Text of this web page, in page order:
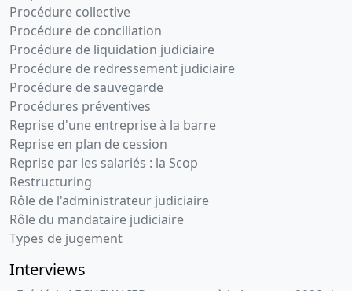
Procédure collective
Procédure de conciliation
Procédure de liquidation judiciaire
Procédure de redressement judiciaire
Procédure de sauvegarde
Procédures préventives
Reprise d'une entreprise à la barre
Reprise en plan de cession
Reprise par les salariés : la Scop
Restructuring
Rôle de l'administrateur judiciaire
Rôle du mandataire judiciaire
Types de jugement
Interviews